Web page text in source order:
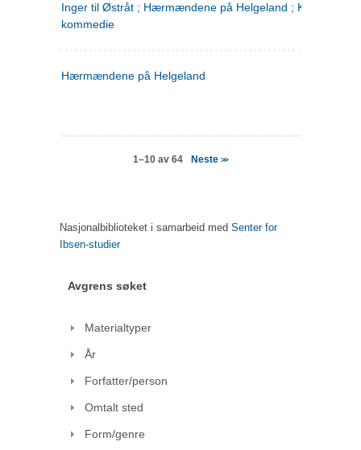
Inger til Østråt ; Hærmændene på Helgeland ;
kommedie
Hærmændene på Helgeland
1–10 av 64 Neste>>
Nasjonalbiblioteket i samarbeid med Senter for
Ibsen-studier
Avgrens søket
Materialtyper
År
Forfatter/person
Omtalt sted
Form/genre